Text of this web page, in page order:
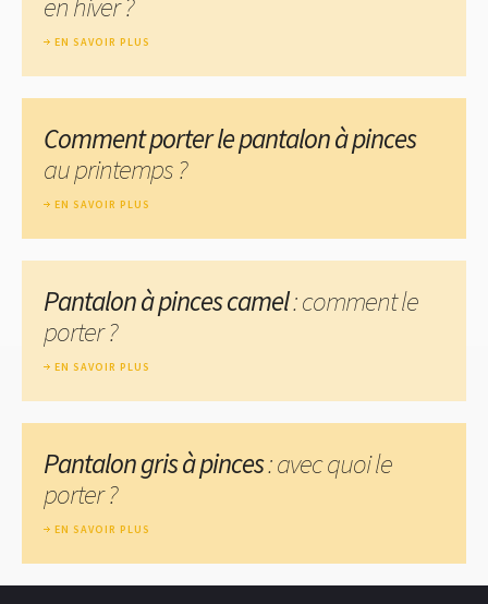
EN SAVOIR PLUS
Comment porter le pantalon à pinces
au printemps ?
EN SAVOIR PLUS
Pantalon à pinces camel: comment le
porter ?
EN SAVOIR PLUS
Pantalon gris à pinces: avec quoi le
porter ?
EN SAVOIR PLUS